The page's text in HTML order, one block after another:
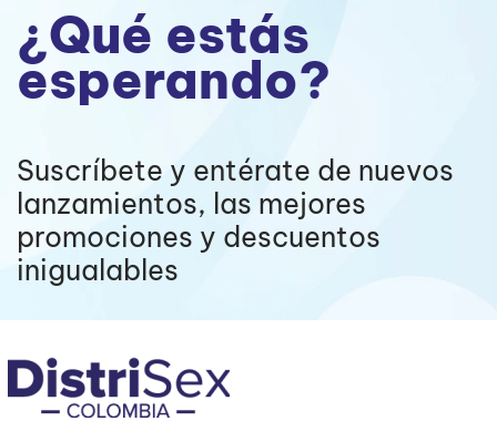
¿Qué estás
esperando?
Suscríbete y entérate de nuevos
lanzamientos, las mejores
promociones y descuentos
inigualables